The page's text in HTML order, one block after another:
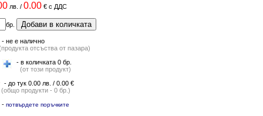
лв. / 0.00 € с ДДС
бр. Добави в количката
- не е налично
отсъства от пазара)
- в количката 0 бр.
(от този продукт)
- до тук 0.00 лв. / 0.00 €
(общо продукти - 0 бр.)
- потвърдете поръчките